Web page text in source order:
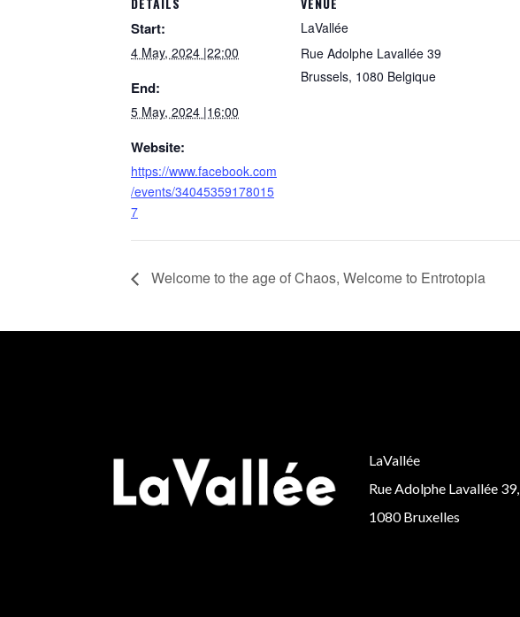
Start:
4 May, 2024 |22:00
End:
5 May, 2024 |16:00
Website:
https://www.facebook.com
/events/34045359178015
7
LaVallée
Rue Adolphe Lavallée 39
Brussels, 1080 Belgique
Welcome to the age of Chaos, Welcome to Entrotopia
LaVallée
Rue Adolphe Lavallée 39,
1080 Bruxelles